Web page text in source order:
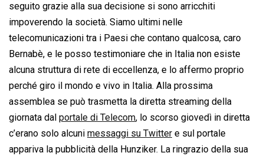
seguito grazie alla sua decisione si sono arricchiti
impoverendo la società. Siamo ultimi nelle
telecomunicazioni tra i Paesi che contano qualcosa, caro
Bernabè, e le posso testimoniare che in Italia non esiste
alcuna struttura di rete di eccellenza, e lo affermo proprio
perché giro il mondo e vivo in Italia. Alla prossima
assemblea se può trasmetta la diretta streaming della
giornata dal portale di Telecom, lo scorso giovedì in diretta
c’erano solo alcuni messaggi su Twitter e sul portale
appariva la pubblicità della Hunziker. La ringrazio della sua